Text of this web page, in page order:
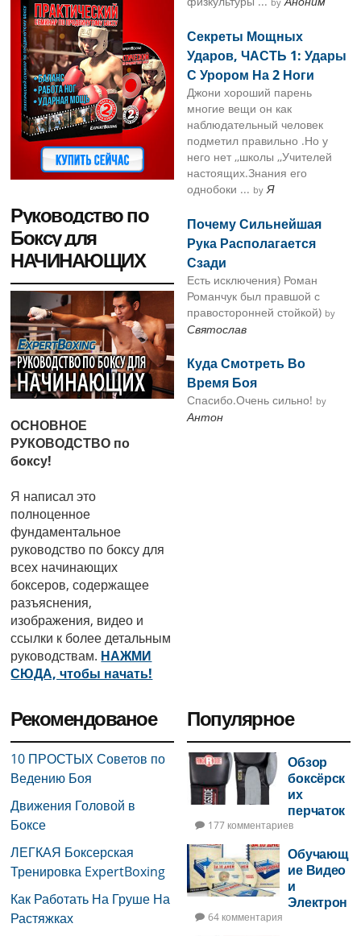
Руководство по
Боксу для
НАЧИНАЮЩИХ
ОСНОВНОЕ
РУКОВОДСТВО по
боксу!
Я написал это
полноценное
фундаментальное
руководство по боксу для
всех начинающих
боксеров, содержащее
разъяснения,
изображения, видео и
ссылки к более детальным
руководствам. НАЖМИ
СЮДА, чтобы начать!
Секреты Мощных
Ударов, ЧАСТЬ 1: Удары
С Урором На 2 Ноги
Джони хороший парень
многие вещи он как
наблюдательный человек
подметил правильно .Но у
него нет ,,школы ,,Учителей
настоящих.Знания его
однобоки ... by Я
Почему Сильнейшая
Рука Располагается
Сзади
Есть исключения) Роман
Романчук был правшой с
правосторонней стойкой) by
Святослав
Куда Смотреть Во
Время Боя
Спасибо.Очень сильно! by
Антон
Рекомендованое
10 ПРОСТЫХ Советов по
Ведению Боя
Движения Головой в
Боксе
ЛЕГКАЯ Боксерская
Тренировка ExpertBoxing
Как Работать На Груше На
Растяжках
Популярное
Обзор
боксёрск
их
перчаток
177 комментариев
Обучающ
ие Видео
и
Электрон
64 комментария